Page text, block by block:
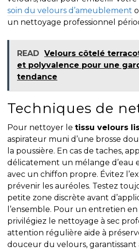
soin du velours d’ameublement
un nettoyage professionnel
READ Velours côtelé
et polyvalence pour une
tendance
Techniques de
Pour nettoyer le tissu velours
aspirateur muni d’une brosse
la poussière. En cas de taches,
délicatement un mélange d’eau
avec un chiffon propre. Évitez
prévenir les auréoles. Testez
petite zone discrète avant
l’ensemble. Pour un entretien
privilégiez le nettoyage à sec
attention régulière aide à
douceur du velours, garantissant